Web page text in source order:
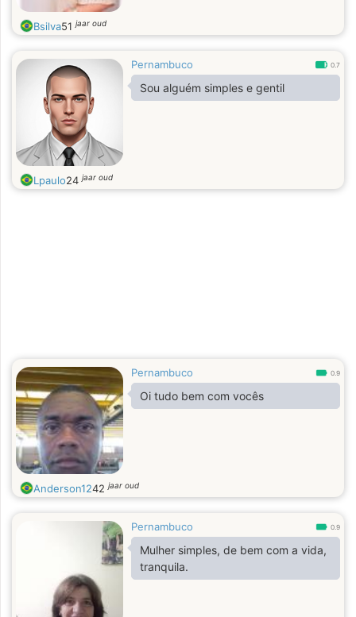
Bsilva51jaar oud
Pernambuco 0.7
Sou alguém simples e gentil
Lpaulo24jaar oud
Pernambuco 0.9
Oi tudo bem com vocês
Anderson1242jaar oud
Pernambuco 0.9
Mulher simples, de bem com a vida,
tranquila.